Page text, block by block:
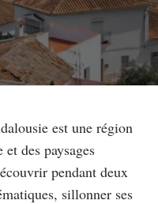
est une région
des paysages
pendant deux
sillonner ses